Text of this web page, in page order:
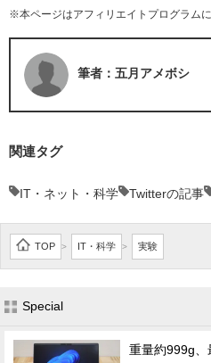
※本ページはアフィリエイトプログラム
筆者：五月アメボシ
関連タグ
IT・ネット・科学 Twitterの記事
TOP > IT・科学 > 実験
Special
重量約999g、